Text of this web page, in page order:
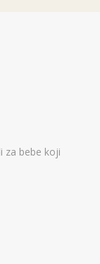
za bebe koji